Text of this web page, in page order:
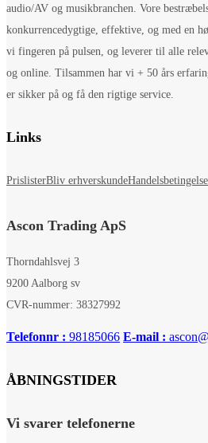
audio/AV og musikbranchen. Vore
konkurrencedygtige, effektive, og med en
vi fingeren på pulsen, og leverer til alle
og online. Tilsammen har vi + 50 års
er sikker på og få den rigtige service.
Links
PrislisterBliv erhverskunde
Ascon Trading ApS
Thorndahlsvej 3
9200 Aalborg sv
CVR-nummer: 38327992
Telefonnr : 98185066 E-mail :
ÅBNINGSTIDER
Vi svarer telefonerne